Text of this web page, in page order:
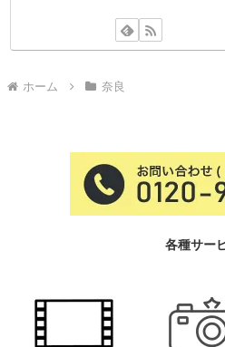
ホーム 奈良
各種サー